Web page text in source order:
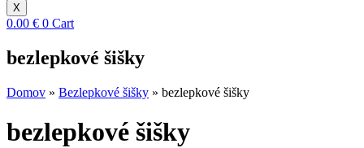
X
0.00 € 0 Cart
bezlepkové šišky
Domov » Bezlepkové šišky » bezlepkové šišky
bezlepkové šišky